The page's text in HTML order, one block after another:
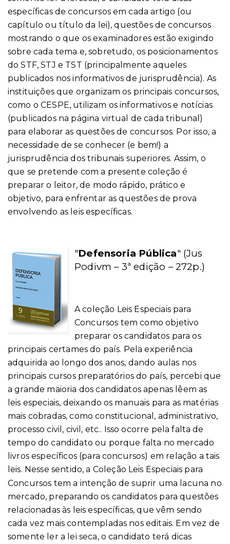
específicas de concursos em cada artigo (ou
capítulo ou título da lei), questões de concursos
mostrando o que os examinadores estão exigindo
sobre cada tema e, sobretudo, os posicionamentos
do STF, STJ e TST (principalmente aqueles
publicados nos informativos de jurisprudência). As
instituições que organizam os principais concursos,
como o CESPE, utilizam os informativos e notícias
(publicados na página virtual de cada tribunal)
para elaborar as questões de concursos. Por isso, a
necessidade de se conhecer (e bem!) a
jurisprudência dos tribunais superiores. Assim, o
que se pretende com a presente coleção é
preparar o leitor, de modo rápido, prático e
objetivo, para enfrentar as questões de prova
envolvendo as leis específicas.
"Defensoria Pública" (Jus
Podivm – 3ª edição – 272p.)
A coleção Leis Especiais para
Concursos tem como objetivo
preparar os candidatos para os
principais certames do país. Pela experiência
adquirida ao longo dos anos, dando aulas nos
principais cursos preparatórios do país, percebi que
a grande maioria dos candidatos apenas lêem as
leis especiais, deixando os manuais para as matérias
mais cobradas, como constitucional, administrativo,
processo civil, civil, etc.. Isso ocorre pela falta de
tempo do candidato ou porque falta no mercado
livros específicos (para concursos) em relação a tais
leis. Nesse sentido, a Coleção Leis Especiais para
Concursos tem a intenção de suprir uma lacuna no
mercado, preparando os candidatos para questões
relacionadas às leis específicas, que vêm sendo
cada vez mais contempladas nos editais. Em vez de
somente ler a lei seca, o candidato terá dicas